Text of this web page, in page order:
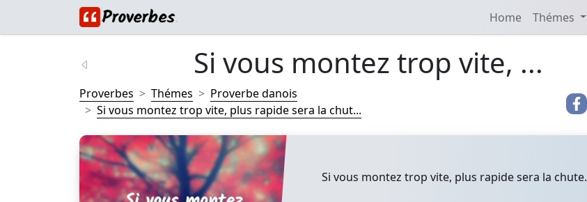
Home Thémes
Si vous montez trop vite, ...
Proverbes Thémes
Proverbe danois
Si vous montez trop vite, plus rapide sera la chut...
Si vous montez trop vite, plus rapide sera la chute.